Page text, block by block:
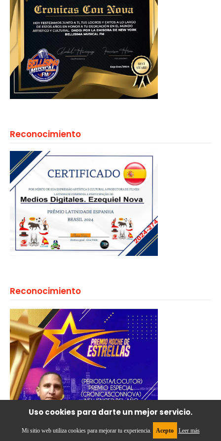
Reconocimiento
Reconocimiento
Uso cookies para darte un mejor servicio.
Mi sitio web utiliza cookies para mejorar tu experiencia. Acepto Leer más